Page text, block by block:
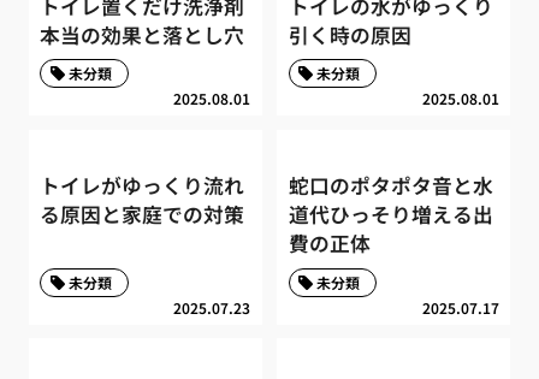
本当の効果と落とし穴
2025.08.01
未分類
引く時の原因
2025.08.01
未分類
トイレがゆっくり流れ
る原因と家庭での対策
2025.07.23
未分類
蛇口のポタポタ音と水
道代ひっそり増える出
費の正体
2025.07.17
未分類